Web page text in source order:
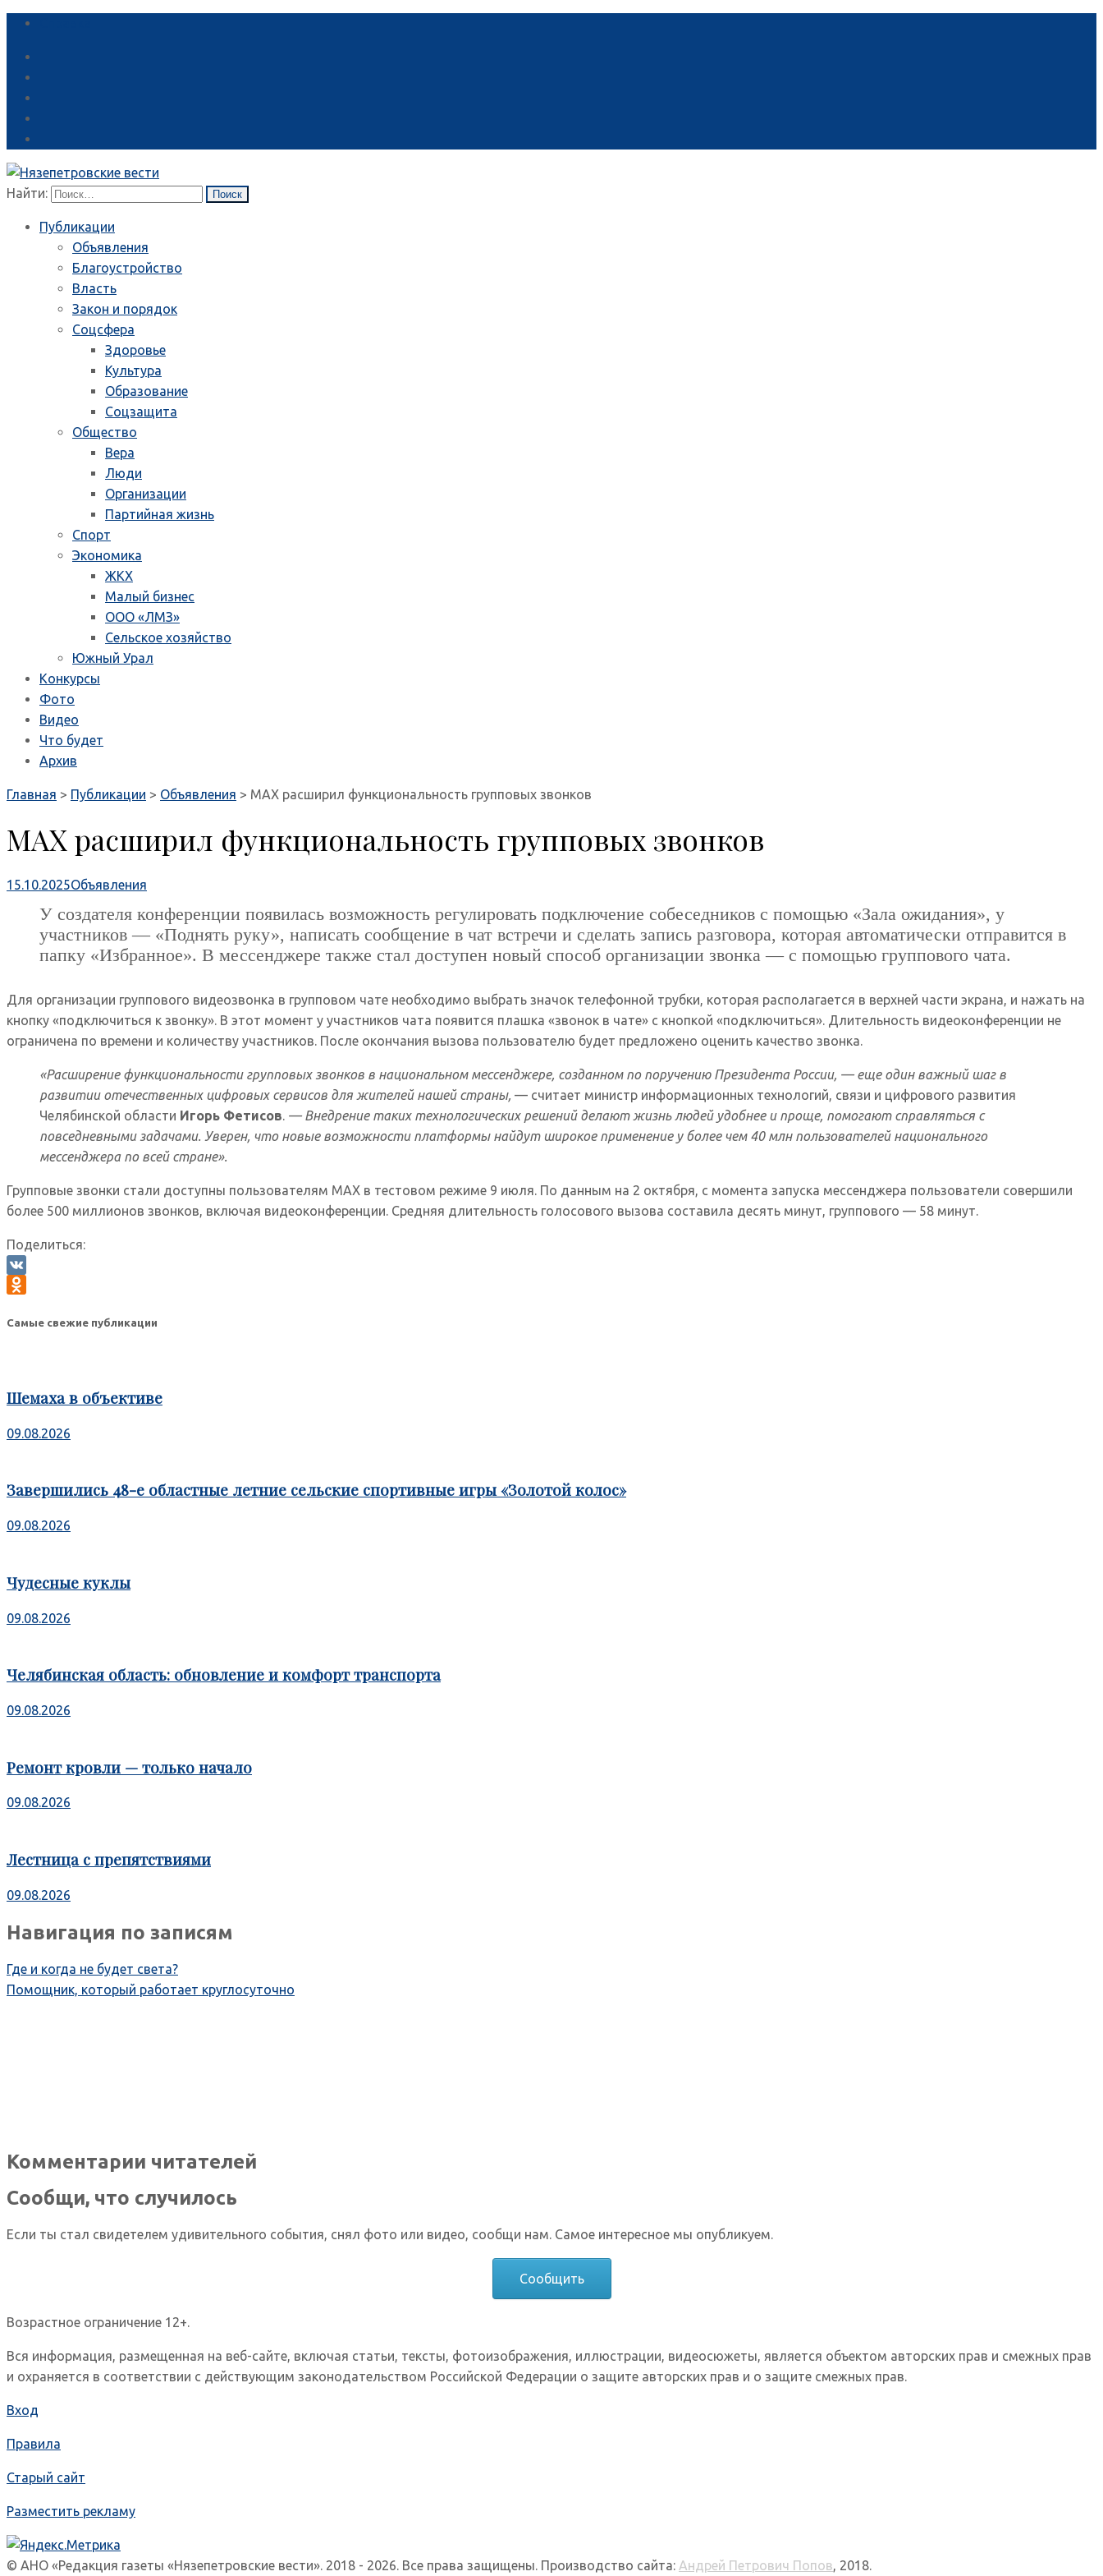
Найти:
Публикации
Объявления
Благоустройство
Власть
Закон и порядок
Соцсфера
Здоровье
Культура
Образование
Соцзащита
Общество
Вера
Люди
Организации
Партийная жизнь
Спорт
Экономика
ЖКХ
Малый бизнес
ООО «ЛМЗ»
Сельское хозяйство
Южный Урал
Конкурсы
Фото
Видео
Что будет
Архив
Главная > Публикации > Объявления > МАХ расширил функциональность групповых звонков
МАХ расширил функциональность групповых звонков
15.10.2025Объявления
У создателя конференции появилась возможность регулировать подключение собеседников с помощью «Зала ожидания», у
участников — «Поднять руку», написать сообщение в чат встречи и сделать запись разговора, которая автоматически отправится в
папку «Избранное». В мессенджере также стал доступен новый способ организации звонка — с помощью группового чата.
Для организации группового видеозвонка в групповом чате необходимо выбрать значок телефонной трубки, которая располагается в верхней части экрана, и нажать на
кнопку «подключиться к звонку». В этот момент у участников чата появится плашка «звонок в чате» с кнопкой «подключиться». Длительность видеоконференции не
ограничена по времени и количеству участников. После окончания вызова пользователю будет предложено оценить качество звонка.
«Расширение функциональности групповых звонков в национальном мессенджере, созданном по поручению Президента России, — еще один важный шаг в
развитии отечественных цифровых сервисов для жителей нашей страны, — считает министр информационных технологий, связи и цифрового развития
Челябинской области Игорь Фетисов. — Внедрение таких технологических решений делают жизнь людей удобнее и проще, помогают справляться с
повседневными задачами. Уверен, что новые возможности платформы найдут широкое применение у более чем 40 млн пользователей национального
мессенджера по всей стране».
Групповые звонки стали доступны пользователям МАХ в тестовом режиме 9 июля. По данным на 2 октября, с момента запуска мессенджера пользователи совершили
более 500 миллионов звонков, включая видеоконференции. Средняя длительность голосового вызова составила десять минут, группового — 58 минут.
Поделиться:
VK
Самые свежие публикации
Шемаха в объективе
09.08.2026
Завершились 48-е областные летние сельские спортивные игры «Золотой колос»
09.08.2026
Чудесные куклы
09.08.2026
Челябинская область: обновление и комфорт транспорта
09.08.2026
Ремонт кровли — только начало
09.08.2026
Лестница с препятствиями
09.08.2026
Навигация по записям
Где и когда не будет света?
Помощник, который работает круглосуточно
Комментарии читателей
Сообщи, что случилось
Если ты стал свидетелем удивительного события, снял фото или видео, сообщи нам. Самое интересное мы опубликуем.
Сообщить
Возрастное ограничение 12+.
Вся информация, размещенная на веб-сайте, включая статьи, тексты, фотоизображения, иллюстрации, видеосюжеты, является объектом авторских прав и смежных прав
и охраняется в соответствии с действующим законодательством Российской Федерации о защите авторских прав и о защите смежных прав.
Вход
Правила
Старый сайт
Разместить рекламу
© АНО «Редакция газеты «Нязепетровские вести». 2018 - 2026. Все права защищены. Производство сайта: Андрей Петрович Попов, 2018.